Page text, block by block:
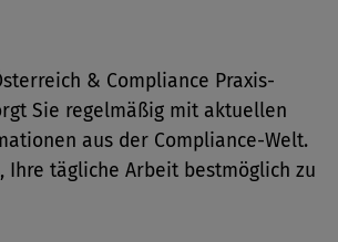
& Compliance Praxis-
Sie regelmäßig mit aktuellen
aus der Compliance-Welt.
Ihre tägliche Arbeit bestmöglich zu